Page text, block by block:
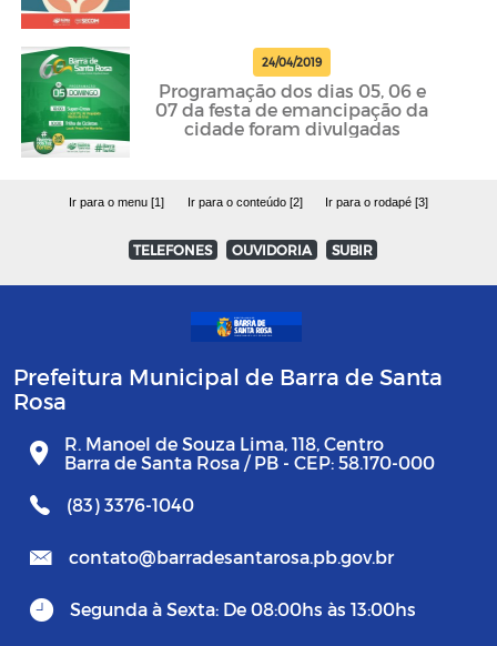
24/04/2019
Programação dos dias 05, 06 e
07 da festa de emancipação da
cidade foram divulgadas
Ir para o menu [1] Ir para o conteúdo [2] Ir para o rodapé [3]
TELEFONES OUVIDORIA SUBIR
Prefeitura Municipal de Barra de Santa
Rosa
R. Manoel de Souza Lima, 118, Centro
Barra de Santa Rosa / PB - CEP: 58.170-000
(83) 3376-1040
contato@barradesantarosa.pb.gov.br
Segunda à Sexta: De 08:00hs às 13:00hs